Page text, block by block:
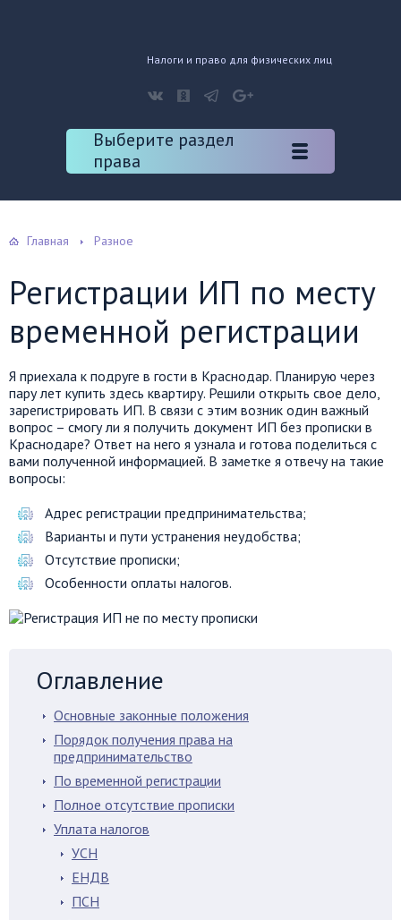
Налоги и право для физических лиц
Выберите раздел
права
Главная Разное
Регистрации ИП по месту
временной регистрации
Я приехала к подруге в гости в Краснодар. Планирую через
пару лет купить здесь квартиру. Решили открыть свое дело,
зарегистрировать ИП. В связи с этим возник один важный
вопрос – смогу ли я получить документ ИП без прописки в
Краснодаре? Ответ на него я узнала и готова поделиться с
вами полученной информацией. В заметке я отвечу на такие
вопросы:
Адрес регистрации предпринимательства;
Варианты и пути устранения неудобства;
Отсутствие прописки;
Особенности оплаты налогов.
Оглавление
Основные законные положения
Порядок получения права на
предпринимательство
По временной регистрации
Полное отсутствие прописки
Уплата налогов
УСН
ЕНДВ
ПСН